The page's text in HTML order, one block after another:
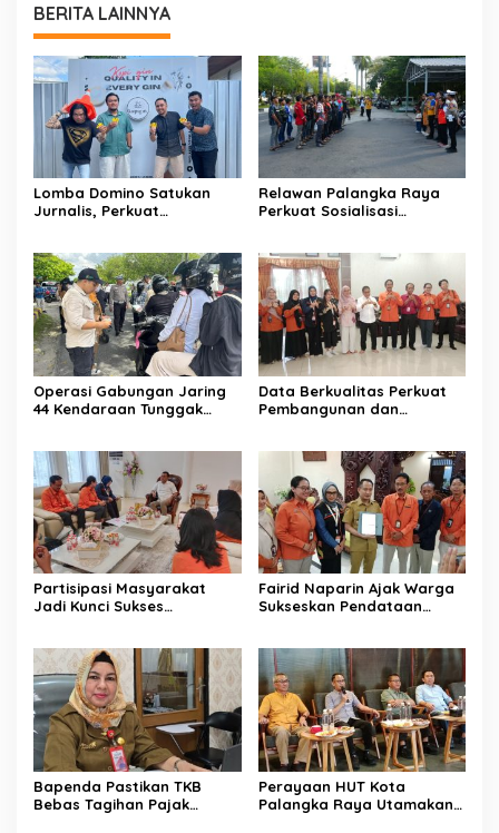
BERITA LAINNYA
Lomba Domino Satukan
Jurnalis, Perkuat
Relawan Palangka Raya
Perkuat Sosialisasi
Operasi Gabungan Jaring
44 Kendaraan Tunggak
Data Berkualitas Perkuat
Pembangunan dan
Partisipasi Masyarakat
Jadi Kunci Sukses
Fairid Naparin Ajak Warga
Sukseskan Pendataan
Bapenda Pastikan TKB
Bebas Tagihan Pajak
Perayaan HUT Kota
Palangka Raya Utamakan